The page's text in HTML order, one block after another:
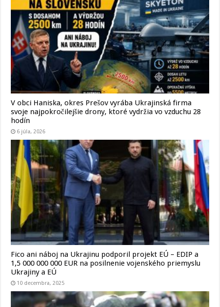
V obci Haniska, okres Prešov vyrába Ukrajinská firma
svoje najpokročilejšie drony, ktoré vydržia vo vzduchu 28
hodín
6 júla, 2026
Fico ani náboj na Ukrajinu podporil projekt EÚ – EDIP a
1,5 000 000 000 EUR na posilnenie vojenského priemyslu
Ukrajiny a EÚ
10 decembra, 2025